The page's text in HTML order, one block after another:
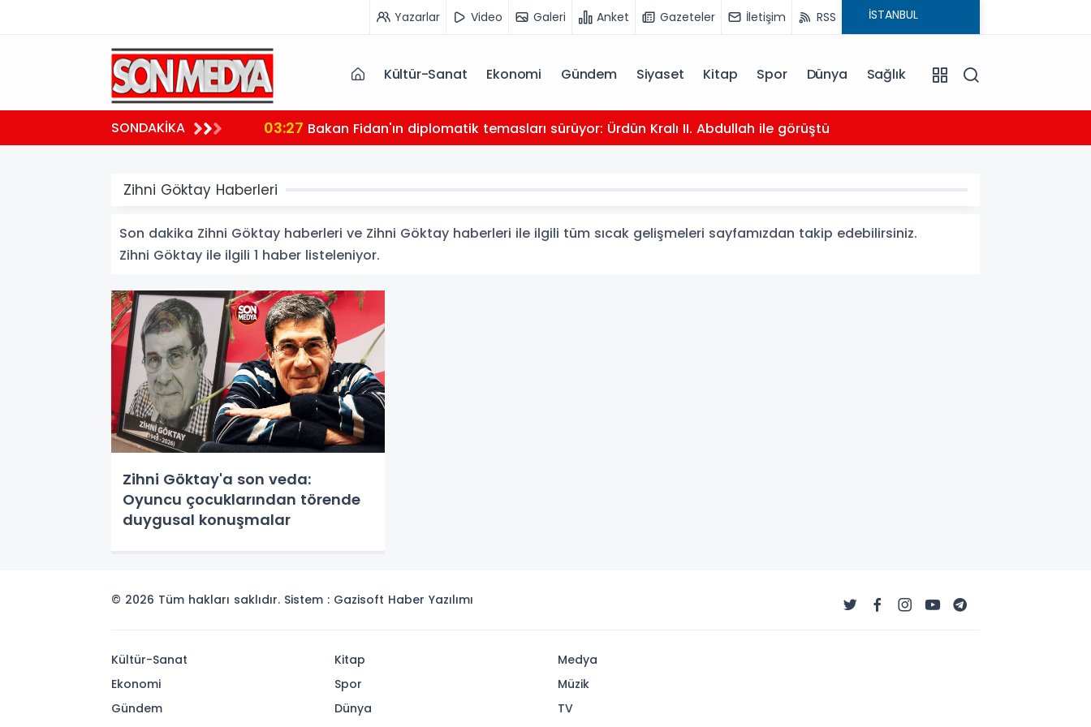
Yazarlar Video Galeri Anket Gazeteler İletişim RSS
Kültür-Sanat Ekonomi Gündem Siyaset Kitap Spor Dünya Sağlık
SONDAKİKA 03:27 Bakan Fidan'ın diplomatik temasları sürüyor: Ürdün Kralı II. Abdullah ile görüştü
Zihni Göktay Haberleri
Son dakika Zihni Göktay haberleri ve Zihni Göktay haberleri ile ilgili tüm sıcak gelişmeleri sayfamızdan takip edebilirsiniz.
Zihni Göktay ile ilgili 1 haber listeleniyor.
Zihni Göktay'a son veda:
Oyuncu çocuklarından törende
duygusal konuşmalar
© 2026 Tüm hakları saklıdır. Sistem : Gazisoft Haber Yazılımı
Kültür-Sanat
Ekonomi
Gündem
Kitap
Spor
Dünya
Medya
Müzik
TV